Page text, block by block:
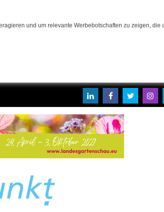
und um relevante Werbebotschaften zu zeigen, die